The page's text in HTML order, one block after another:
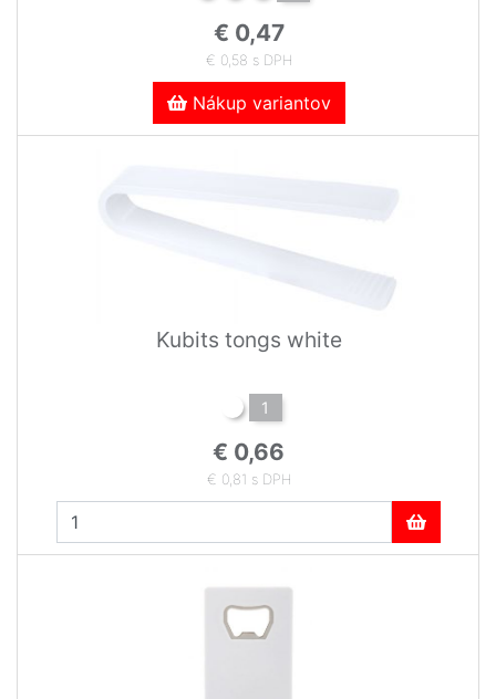
€ 0,47
€ 0,58 s DPH
Nákup variantov
Kubits tongs white
1
€ 0,66
€ 0,81 s DPH